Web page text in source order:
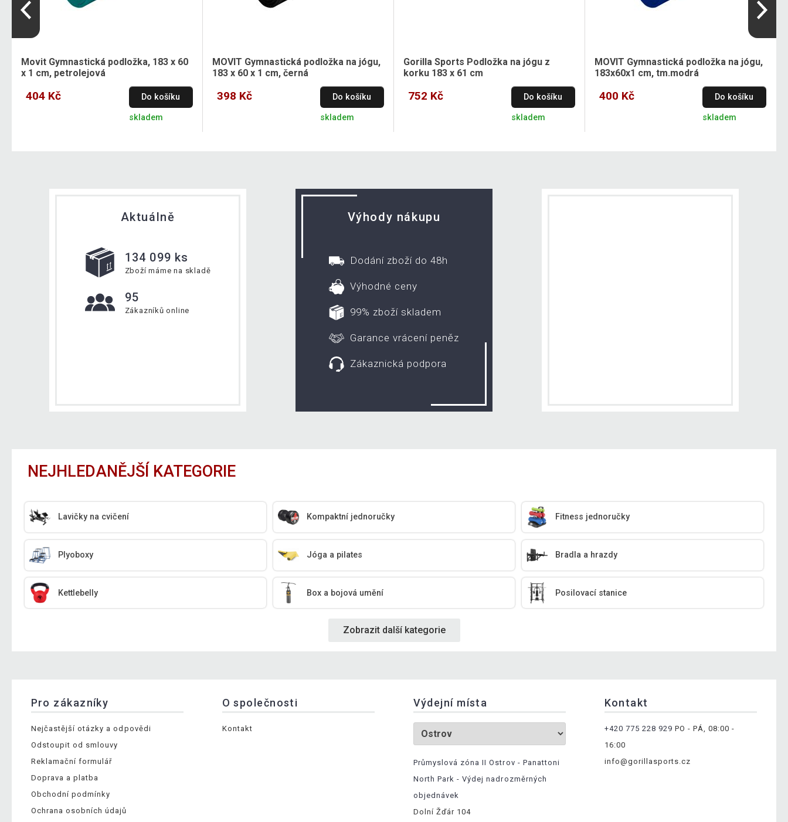
Movit Gymnastická podložka, 183 x 60
x 1 cm, petrolejová
404 Kč Do košíku
skladem
MOVIT Gymnastická podložka na jógu,
183 x 60 x 1 cm, černá
398 Kč Do košíku
skladem
Gorilla Sports Podložka na jógu z
korku 183 x 61 cm
752 Kč Do košíku
skladem
MOVIT Gymnastická podložka na jógu,
183x60x1 cm, tm.modrá
400 Kč Do košíku
skladem
Aktuálně
134 099 ks
Zboží máme na skladě
95
Zákazníků online
Výhody nákupu
Dodání zboží do 48h
Výhodné ceny
99% zboží skladem
Garance vrácení peněz
Zákaznická podpora
NEJHLEDANĚJŠÍ KATEGORIE
Lavičky na cvičení Kompaktní jednoručky Fitness jednoručky
Plyoboxy Jóga a pilates Bradla a hrazdy
Kettlebelly Box a bojová umění Posilovací stanice
Zobrazit další kategorie
Pro zákazníky
Nejčastější otázky a odpovědi
Odstoupit od smlouvy
Reklamační formulář
Doprava a platba
Obchodní podmínky
Ochrana osobních údajů
O společnosti
Kontakt
Výdejní místa
Průmyslová zóna II Ostrov - Panattoni
North Park - Výdej nadrozměrných
objednávek
Dolní Žďár 104
Kontakt
+420 775 228 929 PO - PÁ, 08:00 -
16:00
info@gorillasports.cz